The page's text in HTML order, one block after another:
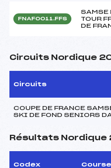
FNAF0011.FFS
SAMSE
TOUR
DE
Circuits Nordique
Circuits
COUPE DE FRANCE
SKI DE FOND SENIORS
Résultats Nordique
Codex Course